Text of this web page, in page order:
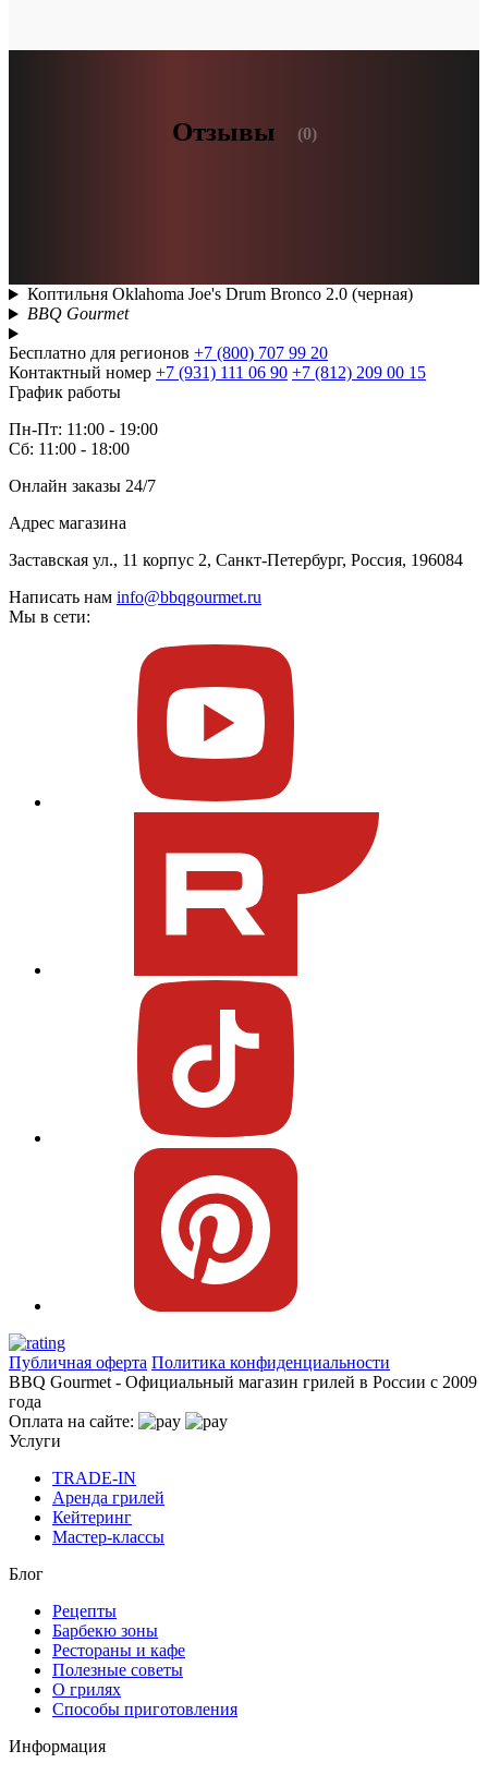
Отзывы (0)
Коптильня Oklahoma Joe's Drum Bronco 2.0 (черная)
BBQ Gourmet
Бесплатно для регионов +7 (800) 707 99 20
Контактный номер +7 (931) 111 06 90 +7 (812) 209 00 15
График работы
Пн-Пт: 11:00 - 19:00
Сб: 11:00 - 18:00
Онлайн заказы 24/7
Адрес магазина
Заставская ул., 11 корпус 2, Санкт-Петербург, Россия, 196084
Написать нам info@bbqgourmet.ru
Мы в сети:
Публичная оферта Политика конфиденциальности
BBQ Gourmet - Официальный магазин грилей в России с 2009
года
Оплата на сайте:
Услуги
TRADE-IN
Аренда грилей
Кейтеринг
Мастер-классы
Блог
Рецепты
Барбекю зоны
Рестораны и кафе
Полезные советы
О грилях
Способы приготовления
Информация